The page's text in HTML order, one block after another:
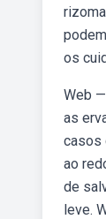
os
Web
as
casos
ao
de
leve.